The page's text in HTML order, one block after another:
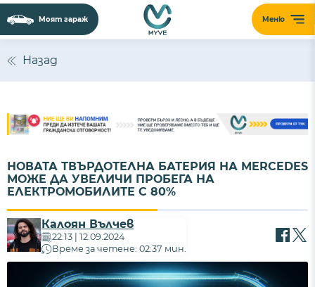
Меню
Моят гараж
Назад
НОВАТА ТВЪРДОТЕЛНА БАТЕРИЯ НА MERCEDES
МОЖЕ ДА УВЕЛИЧИ ПРОБЕГА НА
ЕЛЕКТРОМОБИЛИТЕ С 80%
Калоян Вълчев
22:13 | 12.09.2024
Време за четене: 02:37 мин.